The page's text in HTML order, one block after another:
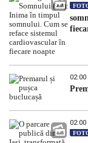
02:00
02:00